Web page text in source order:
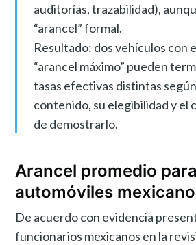
auditorías, trazabilidad),
“arancel” formal.
Resultado: dos vehículos con
“arancel máximo” pueden
tasas efectivas distintas
contenido, su elegibilidad y el
de demostrarlo.
Arancel promedio para
automóviles
De acuerdo con evidencia
funcionarios mexicanos en la